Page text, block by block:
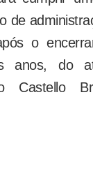
de
o
anos, do
Castello